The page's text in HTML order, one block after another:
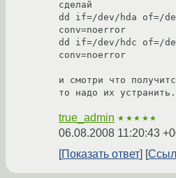
сделай
dd if=/dev/hda of=/
conv=noerror
dd if=/dev/hdc of=/
conv=noerror
и смотри что
то надо их устранить.
true_admin ★★★★★
06.08.2008 11:20:43
Показать ответ